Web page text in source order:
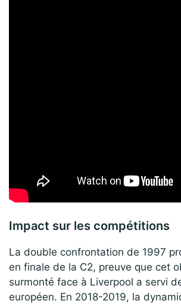
Impact sur les compétitions
La double confrontation de 1997
en finale de la C2, preuve que cet
surmonté face à Liverpool a servi
européen. En 2018-2019, la